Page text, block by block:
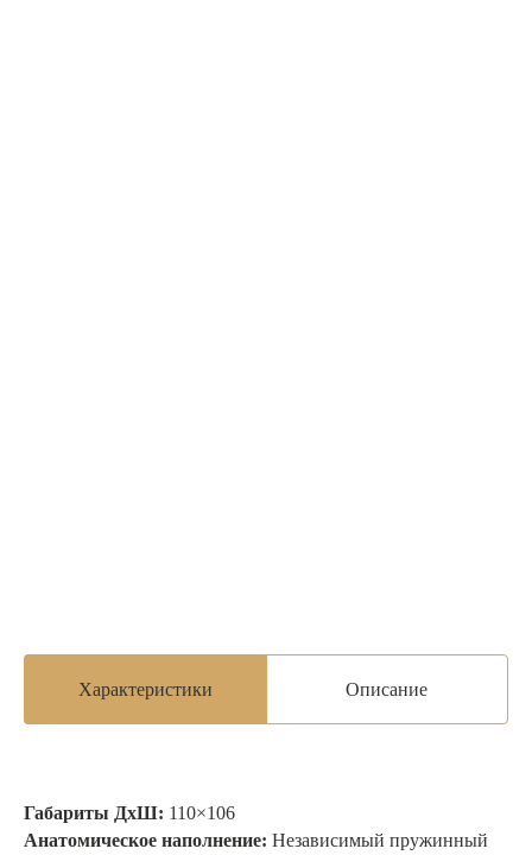
Характеристики Описание
Габариты ДхШ: 110×106
Анатомическое наполнение: Независимый пружинный